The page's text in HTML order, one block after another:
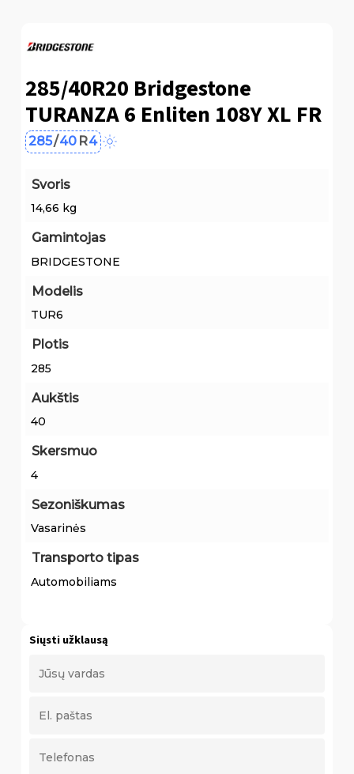
285/40R20 Bridgestone
TURANZA 6 Enliten 108Y XL FR
285/40 R4
Svoris
14,66 kg
Gamintojas
BRIDGESTONE
Modelis
TUR6
Plotis
285
Aukštis
40
Skersmuo
4
Sezoniškumas
Vasarinės
Transporto tipas
Automobiliams
Siųsti užklausą